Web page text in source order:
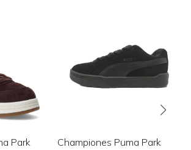
Park
Championes Puma Park